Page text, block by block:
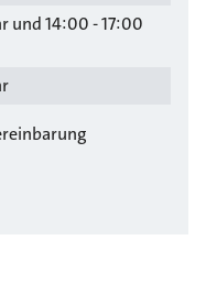
und 14:00 - 17:00